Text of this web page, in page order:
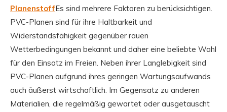
PlanenstoffEs sind mehrere Faktoren zu berücksichtigen.
PVC-Planen sind für ihre Haltbarkeit und
Widerstandsfähigkeit gegenüber rauen
Wetterbedingungen bekannt und daher eine beliebte Wahl
für den Einsatz im Freien. Neben ihrer Langlebigkeit sind
PVC-Planen aufgrund ihres geringen Wartungsaufwands
auch äußerst wirtschaftlich. Im Gegensatz zu anderen
Materialien, die regelmäßig gewartet oder ausgetauscht